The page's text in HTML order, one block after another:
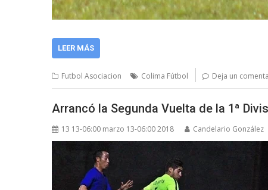
LEER MÁS
Futbol Asociacion Colima Fútbol Deja un
Arrancó la Segunda Vuelta de la 1ª
13 13-06:00 marzo 13-06:00 2018 Candelario González